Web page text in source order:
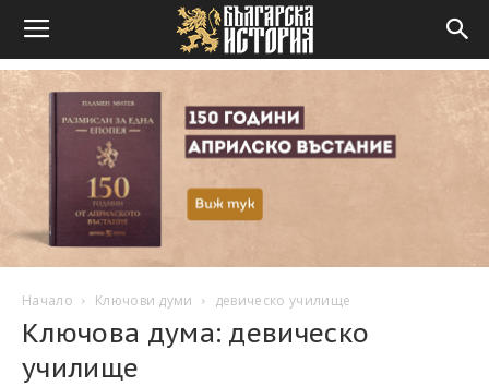
Начало Ключови думи девическо училище
Ключова дума: девическо
училище